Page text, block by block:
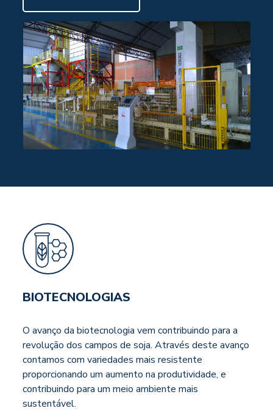
BIOTECNOLOGIAS
O avanço da biotecnologia vem contribuindo para a
revolução dos campos de soja. Através deste avanço
contamos com variedades mais resistente
proporcionando um aumento na produtividade, e
contribuindo para um meio ambiente mais
sustentável.